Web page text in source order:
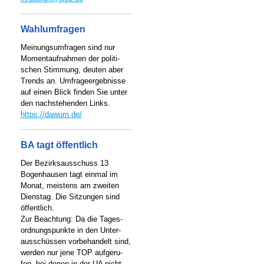
Wahlumfragen
Meinungsumfragen sind nur
Momentaufnahmen der politi-
schen Stimmung, deuten aber
Trends an. Umfrageergebnisse
auf einen Blick finden Sie unter
den nachstehenden Links.
https://dawum.de/
BA tagt öffentlich
Der Bezirksausschuss 13
Bogenhausen tagt einmal im
Monat, meistens am zweiten
Dienstag. Die Sitzungen sind
öffentlich.
Zur Beachtung: Da die Tages-
ordnungspunkte in den Unter-
ausschüssen vorbehandelt sind,
werden nur jene TOP aufgeru-